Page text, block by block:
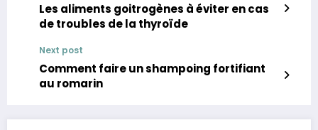
Les aliments goitrogènes à éviter en cas
de troubles de la thyroïde
Next post
Comment faire un shampoing fortifiant
au romarin